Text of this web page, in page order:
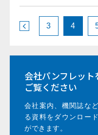
3 4
会社パンフレット
ご覧ください
会社案内、機関誌な
る資料をダウンロー
ができます。